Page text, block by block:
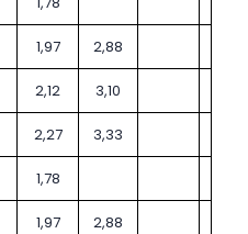
1,97 2,88
2,12 3,10
2,27 3,33
1,78
1,97 2,88